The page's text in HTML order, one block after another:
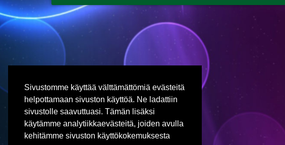
Sivustomme käyttää välttämättömiä evästeitä
helpottamaan sivuston käyttöä. Ne ladattiin
sivustolle saavuttuasi. Tämän lisäksi
käytämme analytiikkaevästeitä, joiden avulla
kehitämme sivuston käyttökokemuksesta